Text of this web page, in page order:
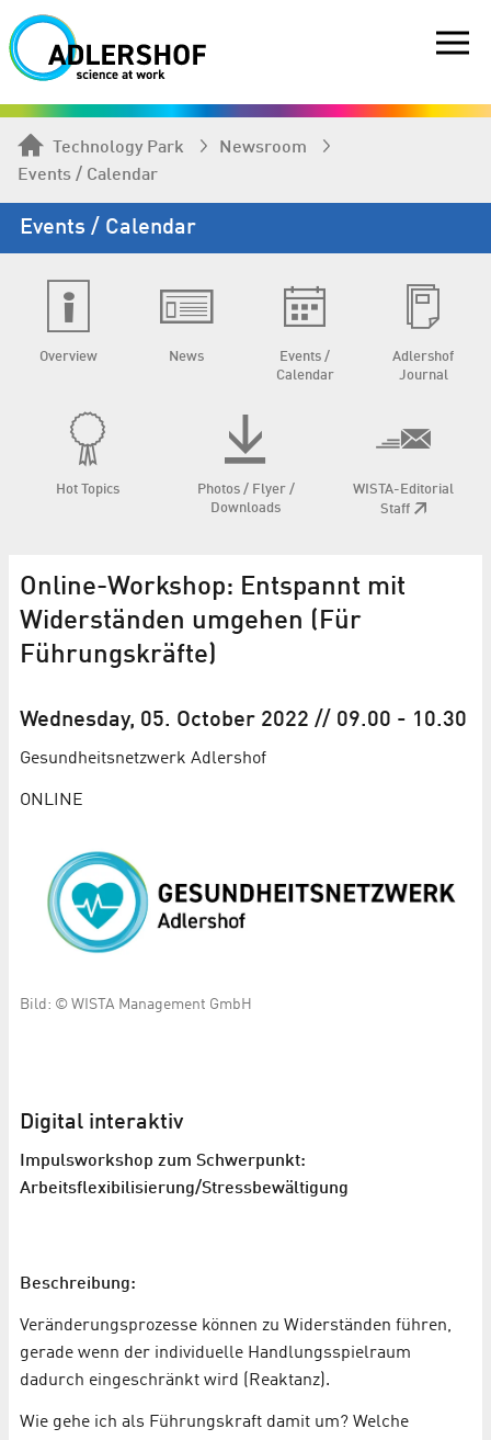
Technology Park
Newsroom
Events / Calendar
Events / Calendar
Overview News
Events /
Calendar
Adlershof
Journal
Hot Topics
Photos / Flyer /
Downloads
WISTA-Editorial
Staff
Online-Workshop: Entspannt mit
Widerständen umgehen (Für
Führungskräfte)
Wednesday, 05. October 2022 // 09.00 - 10.30
Gesundheits­netzwerk Adlershof
ONLINE
Bild: © WISTA Management GmbH
Digital interaktiv
Impulsworkshop zum Schwerpunkt:
Arbeitsflexibilisierung/Stressbewältigung
Beschreibung:
Veränderungsprozesse können zu Widerständen führen,
gerade wenn der individuelle Handlungsspielraum
dadurch eingeschränkt wird (Reaktanz).
Wie gehe ich als Führungskraft damit um? Welche